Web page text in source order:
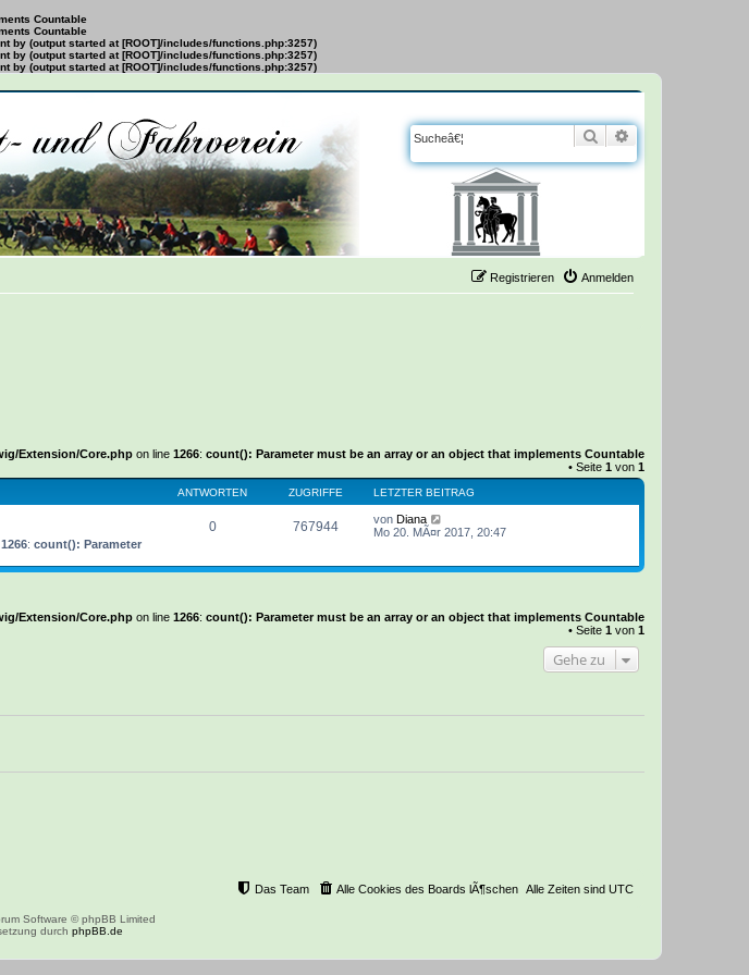
Countable
Countable
by (output started at [ROOT]/includes/functions.php:3257)
by (output started at [ROOT]/includes/functions.php:3257)
by (output started at [ROOT]/includes/functions.php:3257)
Suche
Anmelden
Registrieren
Extension/Core.php on line 1266: count(): Parameter must be an array or an object that implements Countable
• Seite 1 von 1
ANTWORTEN ZUGRIFFE LETZTER BEITRAG
1266: count(): Parameter
0 767944 von Diana
Mo 20. MÃ¤r 2017, 20:47
Extension/Core.php on line 1266: count(): Parameter must be an array or an object that implements Countable
• Seite 1 von 1
Gehe zu
Alle Zeiten sind UTC
Alle Cookies des Boards lÃ¶schen
Das Team
Software © phpBB Limited
durch phpBB.de